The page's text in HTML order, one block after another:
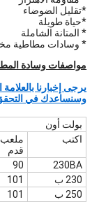
*تقليل الضوضاء
*حياة طويلة
* المتانة الشاملة
* وسادات مطاطية
مواصفات وسادة
يرجى إخبارنا
وسنساعدك في
بولت أون
اكتب
ملعب
قدم
230BA
90
230 ب
101
250 ب
101